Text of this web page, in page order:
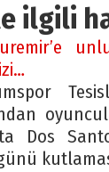
ilgili
Dos